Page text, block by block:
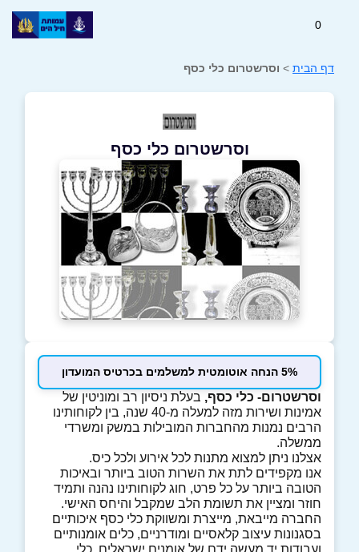
0
דף הבית > וסרשטרום כלי כסף
וסרשטרום כלי כסף
5% הנחה אוטומטית למשלמים בכרטיס המועדון
וסרשטרום- כלי כסף, בעלת ניסיון רב ומוניטין של
אמינות ושירות מזה למעלה מ-40 שנה, בין לקוחותינו
הרבים נמנות מהחברות המובילות במשק ומשרדי
ממשלה.
אצלנו ניתן למצוא מתנות לכל אירוע ולכל כיס.
אנו מקפידים לתת את השרות הטוב ביותר ובאיכות
הטובה ביותר על כל פרט, חוג לקוחותינו נהנה ותמיד
חוזר ומציין את תשומת הלב שמקבל והיחס האישי.
החברה מייבאת, מייצרת ומשווקת כלי כסף איכותיים
בסגנונות עיצוב קלאסיים ומודרניים, כלים אומנותיים
ועבודות יד מעשה ידם של אומנים ישראלים, כלי